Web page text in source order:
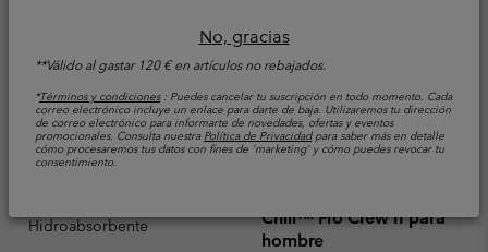
No, gracias
**Válido al gastar 120 € en artículos no rebajados.
*Términos y condiciones: Puedes cancelar tu suscripción en todo momento. Cada
correo electrónico incluye un enlace para darte de baja. Utilizaremos tu dirección
de correo electrónico para informarte de novedades, ofertas y eventos
promocionales. Consulta nuestra Política de Privacidadpara saber más en detalle
cómo procesaremos tus datos con fines de 'marketing' y cómo puedes revocar tu
consentimiento.
Camiseta Chill Creek™
Hidroabsorbente
Chill™ Pro Crew II para
hombre